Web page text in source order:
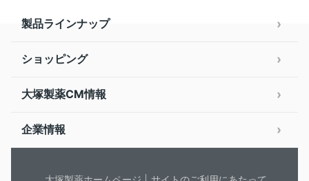
製品ラインナップ
ショッピング
大塚製薬CM情報
企業情報